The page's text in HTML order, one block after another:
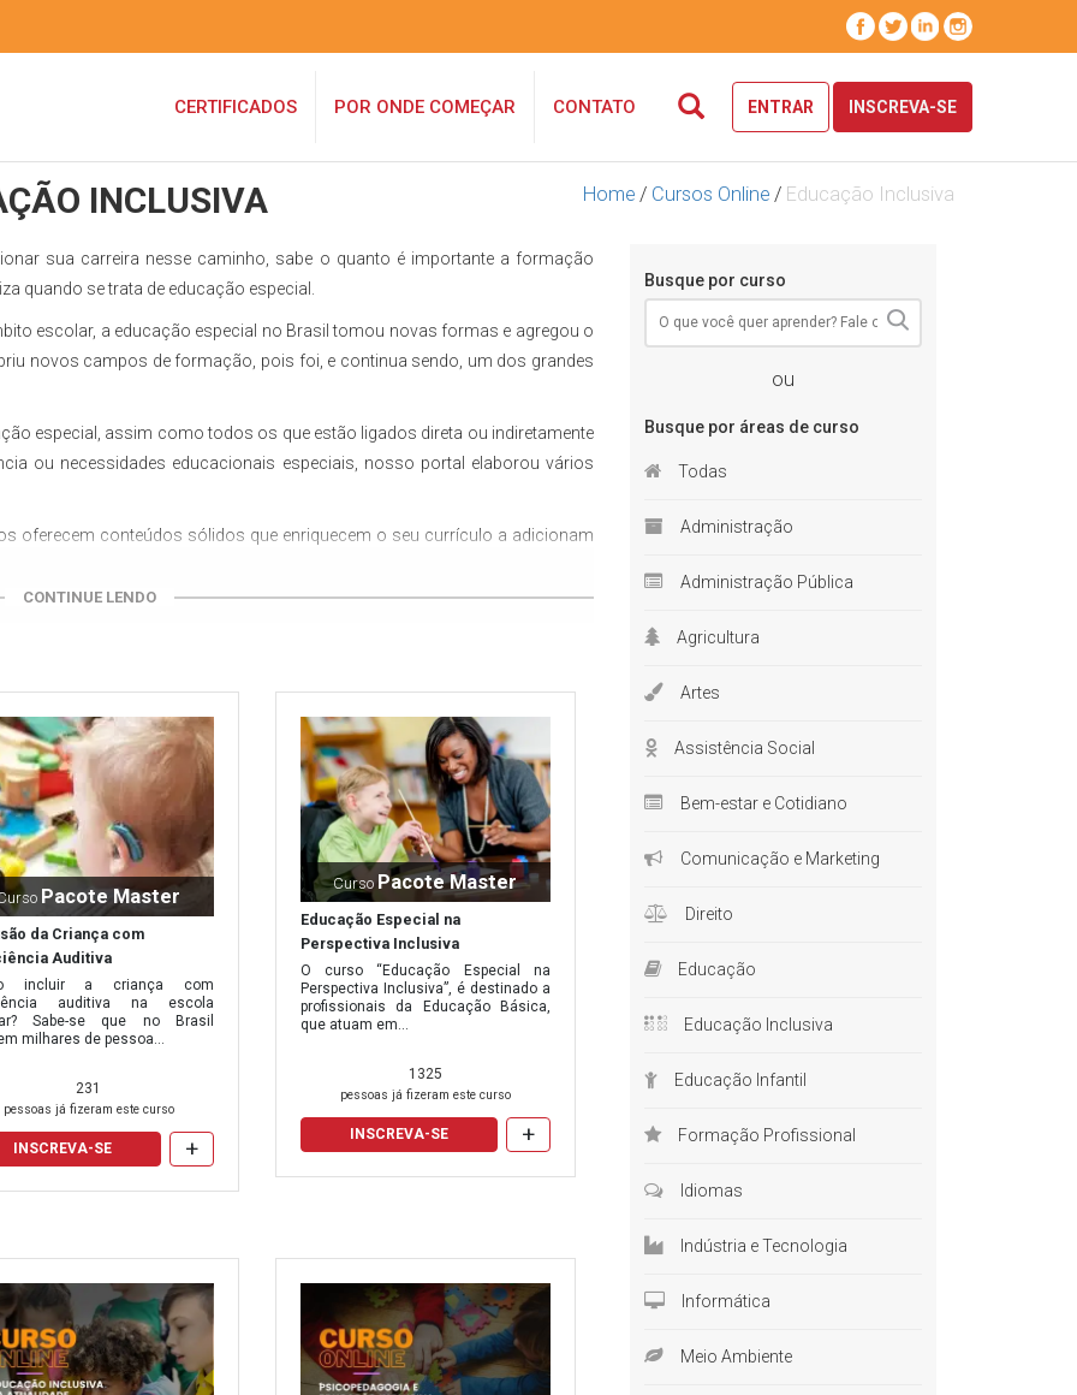
ENTRAR INSCREVA-SE
CERTIFICADOS POR ONDE COMEÇAR CONTATO
INCLUSIVA Home / Cursos Online / Educação Inclusiva
sua carreira nesse caminho, sabe o quanto é importante a formação
quando se trata de educação especial.
escolar, a educação especial no Brasil tomou novas formas e agregou o
novos campos de formação, pois foi, e continua sendo, um dos grandes
especial, assim como todos os que estão ligados direta ou indiretamente
ou necessidades educacionais especiais, nosso portal elaborou vários
oferecem conteúdos sólidos que enriquecem o seu currículo a adicionam
especial;
acesso às mais de 1.200 outras opções que oferecemos. Isso mesmo,
portale se qualifique com os melhores cursos online com certificado
CONTINUE LENDO
Pacote Master
da Criança com
Auditiva
incluir a criança com
auditiva na escola
Sabe-se que no Brasil
milhares de pessoa...
231
pessoas já fizeram este curso
INSCREVA-SE +
Curso Pacote Master
Educação Especial na
Perspectiva Inclusiva
O curso “Educação Especial na
Perspectiva Inclusiva”, é destinado a
profissionais da Educação Básica,
que atuam em...
1325
pessoas já fizeram este curso
INSCREVA-SE +
Busque por curso
ou
Busque por áreas de curso
Todas
Administração
Administração Pública
Agricultura
Artes
Assistência Social
Bem-estar e Cotidiano
Comunicação e Marketing
Direito
Educação
Educação Inclusiva
Educação Infantil
Formação Profissional
Idiomas
Indústria e Tecnologia
Informática
Meio Ambiente